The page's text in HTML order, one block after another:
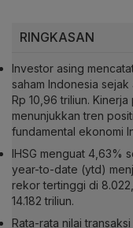
RINGKASAN
Investor asing
saham Indonesia
Rp 10,96 triliun.
menunjukkan tren
fundamental ekonomi
IHSG menguat 4,63%
year-to-date (ytd)
rekor tertinggi di
14.182 triliun.
Rata-rata nilai